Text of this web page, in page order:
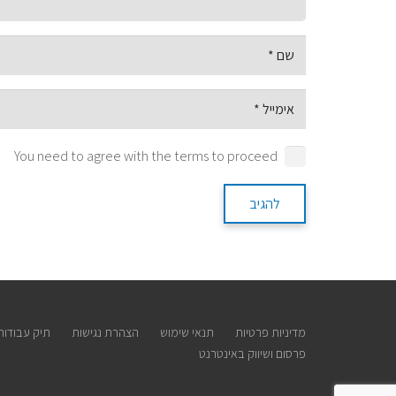
You need to agree with the terms to proceed
להגיב
מדיניות פרטיות תנאי שימוש הצהרת נגישות תיק
פרסום ושיווק באינטרנט